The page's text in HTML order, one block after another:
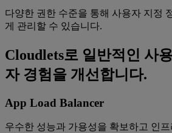
다양한 권한 수준을 통해 사용자 지정
게 관리할 수 있습니다.
Cloudlets로 일반적인 사
자 경험을 개선합니다.
App Load Balancer
우수한 성능과 가용성을 확보하고 인